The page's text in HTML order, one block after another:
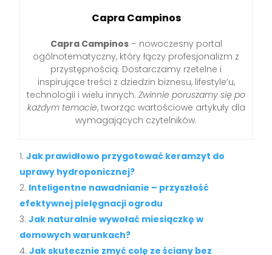
Capra Campinos
Capra Campinos– nowoczesny portal
ogólnotematyczny, który łączy profesjonalizm z
przystępnością. Dostarczamy rzetelne i
inspirujące treści z dziedzin biznesu, lifestyle’u,
technologii i wielu innych. Zwinnie poruszamy się po
każdym temacie, tworząc wartościowe artykuły dla
wymagających czytelników.
Jak prawidłowo przygotować keramzyt do
uprawy hydroponicznej?
Inteligentne nawadnianie – przyszłość
efektywnej pielęgnacji ogrodu
Jak naturalnie wywołać miesiączkę w
domowych warunkach?
Jak skutecznie zmyć colę ze ściany bez